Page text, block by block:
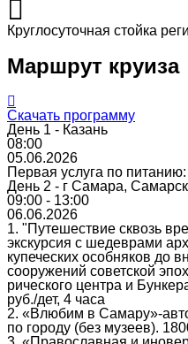
Круглосуточная стойка
Маршрут круиза
Скачать программу
День 1 - Казань
08:00
05.06.2026
Первая услуга по питанию:
День 2 - г Самара,
09:00 - 13:00
06.06.2026
1. "Путешествие сквозь
экскурсия с шедеврами
купеческих особняков до
сооружений советской
рического центра и
руб./дет, 4 часа
2. «Влюбим в Самару»-
по городу (без музеев).